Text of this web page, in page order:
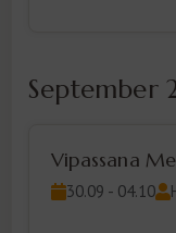
September
Vipassana
30.09 - 04.10